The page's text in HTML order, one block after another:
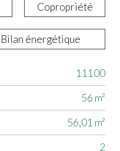
Copropriété
Bilan énergétique
11100
56 m²
56,01 m²
2